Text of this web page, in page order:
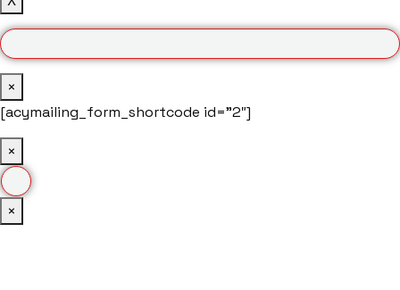
×
[acymailing_form_shortcode id=”2″]
×
×